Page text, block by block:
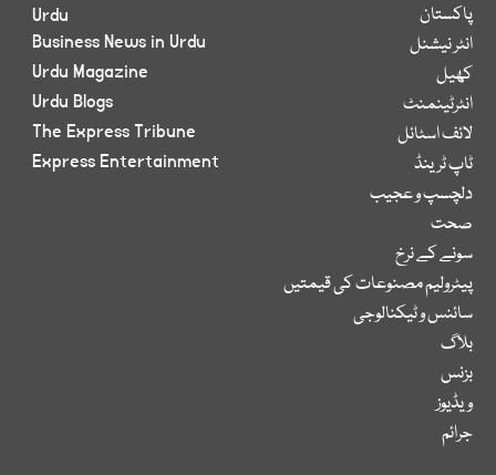
پاکستان
انٹر نیشنل
کھیل
انٹرٹینمنٹ
لائف اسٹائل
ٹاپ ٹرینڈ
دلچسپ و عجیب
صحت
سونے کے نرخ
پیٹرولیم مصنوعات کی قیمتیں
سائنس و ٹیکنالوجی
بلاگ
بزنس
ویڈیوز
جرائم
Urdu
Business News in Urdu
Urdu Magazine
Urdu Blogs
The Express Tribune
Express Entertainment